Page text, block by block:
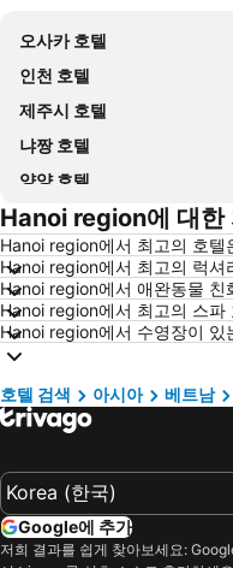
오사카 호텔
인천 호텔
제주시 호텔
냐짱 호텔
양양 호텔
대전 호텔
목포 호텔
상하이 호텔
평창 호텔
보홀 호텔
경기도 호텔
Phu Quoc 호텔
Paris 호텔
말레이시아 호텔
헝가리 호텔
Hanoi region에 대한
Hanoi region에서 최고의 호텔
Hanoi region에서 최고의 럭셔
Hanoi region에서 애완동물 친
Hanoi region에서 최고의 스파
Hanoi region에서 수영장이 있
호텔 검색 아시아 베트남
Google에 추가
저희 결과를 쉽게 찾아보세요: